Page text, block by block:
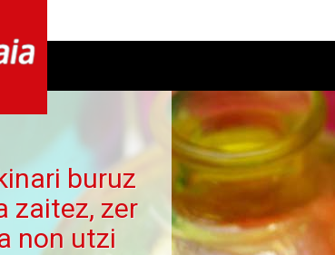
buruz
zaitez, zer
non utzi